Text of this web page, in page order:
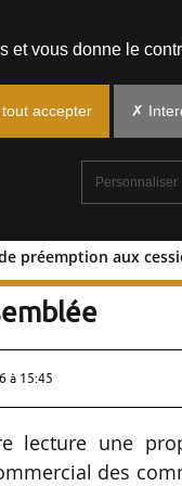
préemption aux
le droit
à 15:45
lecture une
des
et vous donne le
accepter ✗
Personnaliser